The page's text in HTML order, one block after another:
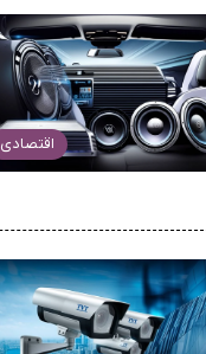
اقتصادی